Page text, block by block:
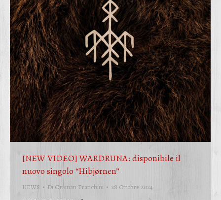
[NEW VIDEO] WARDRUNA: disponibile il
nuovo singolo “Hibjørnen”
NEWS Di Cristian Franchini 28 Ottobre 2024